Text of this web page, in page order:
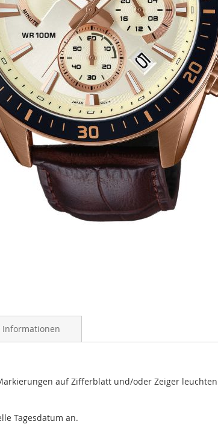
auf Zifferblatt und/oder Zeiger
Tagesdatum an.
Informationen